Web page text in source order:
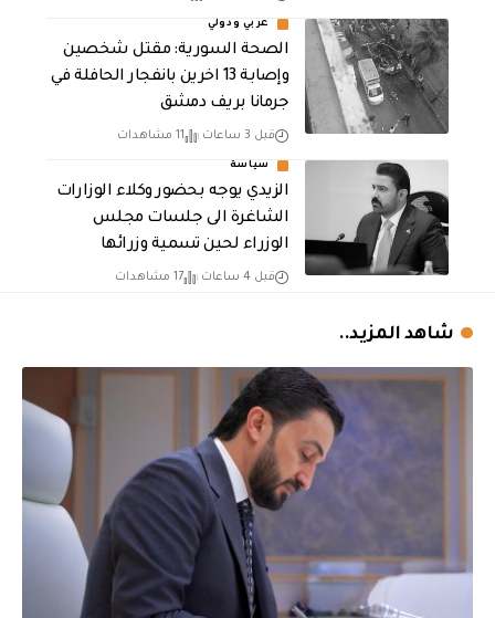
عربي ودولي
الصحة السورية: مقتل شخصين
وإصابة 13 اخرين بانفجار الحافلة في
جرمانا بريف دمشق
قبل 3 ساعات 11 مشاهدات
سياسة
الزيدي يوجه بحضور وكلاء الوزارات
الشاغرة الى جلسات مجلس
الوزراء لحين تسمية وزرائها
قبل 4 ساعات 17 مشاهدات
شاهد المزيد..